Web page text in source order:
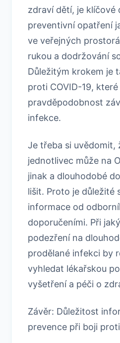
zdraví dětí, je klíčové
preventivní opatření
ve veřejných
rukou a dodržování
Důležitým krokem je
proti COVID-19,
pravděpodobnost
infekce.
Je třeba si uvědomit,
jednotlivec může na
jinak a dlouhodobé
lišit. Proto je důležité
informace od
doporučeními. Při
podezření na
prodělané infekci by
vyhledat lékařskou
vyšetření a péči o
Závěr: Důležitost
prevence při boji